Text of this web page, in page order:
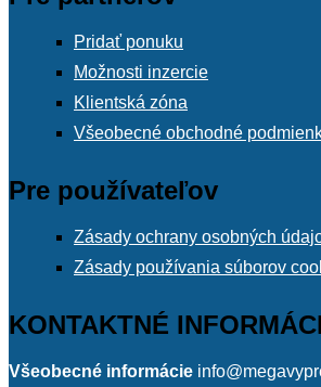
Pridať ponuku
Možnosti inzercie
Klientská zóna
Všeobecné obchodné
Pre používateľov
Zásady ochrany osobných
Zásady používania súborov
KONTAKTNÉ
Všeobecné informácie